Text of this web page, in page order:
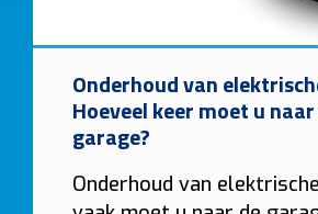
Onderhoud van
Hoeveel keer moet u
garage?
Onderhoud van